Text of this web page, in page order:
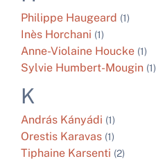
Philippe Haugeard (1)
Inès Horchani (1)
Anne-Violaine Houcke (1)
Sylvie Humbert-Mougin (1)
K
András Kányádi (1)
Orestis Karavas (1)
Tiphaine Karsenti (2)